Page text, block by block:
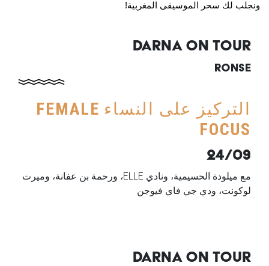
ونجلب لك سحر الموسيقى المغربية!
DARNA ON TOUR
RONSE
التركيز على النساء FEMALE
FOCUS
24/09
مع ميلودة الحسيمية، ونادي ELLE، ورحمة بن عفانة، وميرت
لوكونت، ودي جي فاي فيوجن
​​DARNA ON TOUR